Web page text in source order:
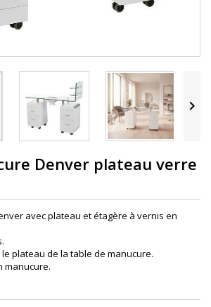

Denver plateau verre
avec plateau et étagère à vernis en
plateau de la table de manucure.
manucure.